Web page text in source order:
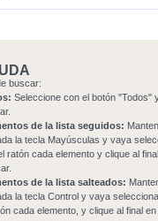
buscar:
Seleccione con el botón "Todos"
de la lista seguidos:
la tecla Mayúsculas y vaya
ratón cada elemento y clique al
de la lista salteados:
la tecla Control y vaya
cada elemento, y clique al final